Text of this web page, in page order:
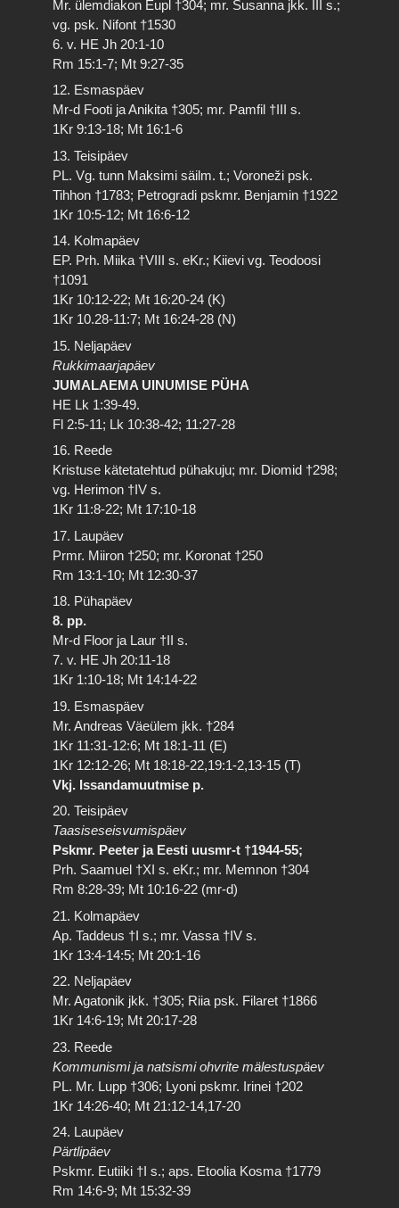
Mr. ülemdiakon Eupl †304; mr. Susanna jkk. III s.;
vg. psk. Nifont †1530
6. v. HE Jh 20:1-10
Rm 15:1-7; Mt 9:27-35
12. Esmaspäev
Mr-d Footi ja Anikita †305; mr. Pamfil †III s.
1Kr 9:13-18; Mt 16:1-6
13. Teisipäev
PL. Vg. tunn Maksimi säilm. t.; Voroneži psk.
Tihhon †1783; Petrogradi pskmr. Benjamin †1922
1Kr 10:5-12; Mt 16:6-12
14. Kolmapäev
EP. Prh. Miika †VIII s. eKr.; Kiievi vg. Teodoosi
†1091
1Kr 10:12-22; Mt 16:20-24 (K)
1Kr 10.28-11:7; Mt 16:24-28 (N)
15. Neljapäev
Rukkimaarjapäev
JUMALAEMA UINUMISE PÜHA
HE Lk 1:39-49.
Fl 2:5-11; Lk 10:38-42; 11:27-28
16. Reede
Kristuse kätetatehtud pühakuju; mr. Diomid †298;
vg. Herimon †IV s.
1Kr 11:8-22; Mt 17:10-18
17. Laupäev
Prmr. Miiron †250; mr. Koronat †250
Rm 13:1-10; Mt 12:30-37
18. Pühapäev
8. pp.
Mr-d Floor ja Laur †II s.
7. v. HE Jh 20:11-18
1Kr 1:10-18; Mt 14:14-22
19. Esmaspäev
Mr. Andreas Väeülem jkk. †284
1Kr 11:31-12:6; Mt 18:1-11 (E)
1Kr 12:12-26; Mt 18:18-22,19:1-2,13-15 (T)
Vkj. Issandamuutmise p.
20. Teisipäev
Taasiseseisvumispäev
Pskmr. Peeter ja Eesti uusmr-t †1944-55;
Prh. Saamuel †XI s. eKr.; mr. Memnon †304
Rm 8:28-39; Mt 10:16-22 (mr-d)
21. Kolmapäev
Ap. Taddeus †I s.; mr. Vassa †IV s.
1Kr 13:4-14:5; Mt 20:1-16
22. Neljapäev
Mr. Agatonik jkk. †305; Riia psk. Filaret †1866
1Kr 14:6-19; Mt 20:17-28
23. Reede
Kommunismi ja natsismi ohvrite mälestuspäev
PL. Mr. Lupp †306; Lyoni pskmr. Irinei †202
1Kr 14:26-40; Mt 21:12-14,17-20
24. Laupäev
Pärtlipäev
Pskmr. Eutiiki †I s.; aps. Etoolia Kosma †1779
Rm 14:6-9; Mt 15:32-39